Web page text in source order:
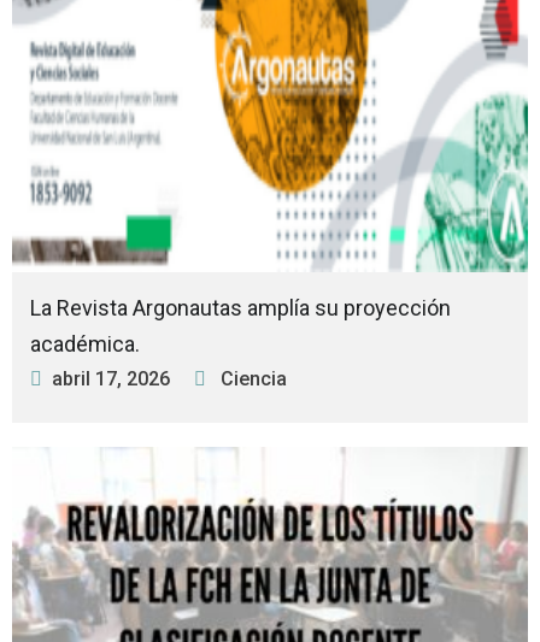
La Revista Argonautas amplía su proyección
académica.
abril 17, 2026
in
Ciencia
in
in
in
in
in